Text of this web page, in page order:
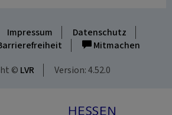
Impressum
Datenschutz
Mitmachen
© LVR Version: 4.52.0